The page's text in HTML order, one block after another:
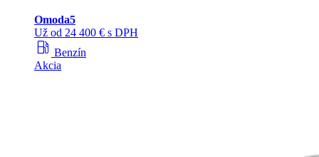
Omoda5
Už od 24 400 € s DPH
local_gas_station Benzín
Akcia